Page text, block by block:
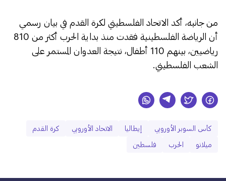
من جانبه، أكد الاتحاد الفلسطيني لكرة القدم في بيان رسمي
أن الرياضة الفلسطينية فقدت منذ بداية الحرب أكثر من 810
رياضيين، بينهم 110 أطفال، نتيجة العدوان المستمر على
الشعب الفلسطيني.
كأس السوبر الأوروبي إيطاليا الاتحاد الأوروبي
كرة القدم
ميلانو
الحرب فلسطين